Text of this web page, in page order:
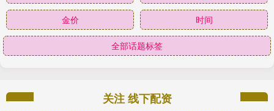
金价 时间
全部话题标签
关注 线下配资